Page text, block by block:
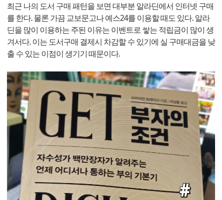
최근 나의 도서 구매 패턴을 보면 대부분 알라딘에서 인터넷 구매
를 한다. 물론 가끔 교보문고나 예스24를 이용할 때도 있다. 알라
딘을 많이 이용하는 주된 이유는 이벤트로 쌓는 적립금이 많이 생
겨서다. 이는 도서구매 결제시 차감할 수 있기에 실 구매대금을 낮
출 수 있는 이점이 생기기 때문이다.